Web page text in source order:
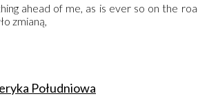
ahead of me, as is ever so on the
zmianą,
Południowa